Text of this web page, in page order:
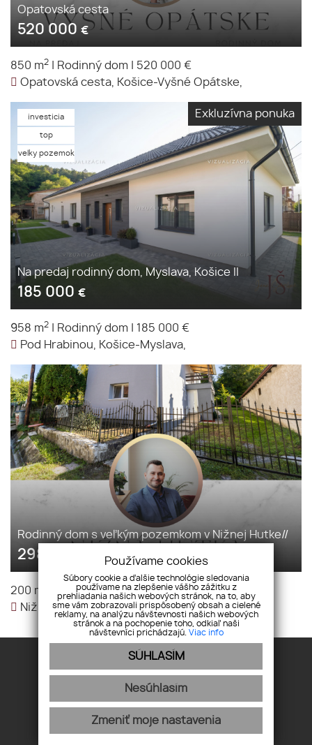
Opatovská cesta
520 000 €
850 m2 Rodinný dom
520 000 €
Opatovská cesta, Košice-Vyšné Opátske,
Exkluzívna ponuka
investicia
top
velky pozemok
Na predaj rodinný dom, Myslava, Košice II
185 000 €
958 m2 Rodinný dom
185 000 €
Pod Hrabinou, Košice-Myslava,
Rodinný dom s veľkým pozemkom v Nižnej Hutke//
298 000
200 m Rodinný dom| 298 000 €
Nižná Hutka,
Financovanie
Používame cookies
Súbory cookie a ďalšie technológie sledovania
používame na zlepšenie vášho zážitku z
prehliadania našich webových stránok, na to, aby
sme vám zobrazovali prispôsobený obsah a cielené
reklamy, na analýzu návštevnosti našich webových
stránok a na pochopenie toho, odkiaľ naši
návštevníci prichádzajú. Viac info
SÚHLASÍM
Nesúhlasím
Zmeniť moje nastavenia